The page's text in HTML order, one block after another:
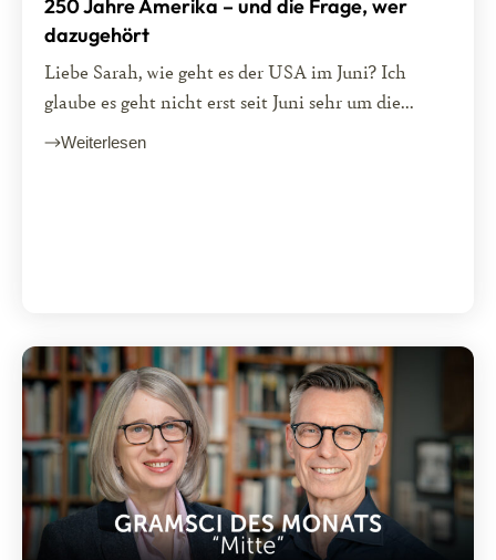
250 Jahre Amerika – und die Frage, wer
dazugehört
Liebe Sarah, wie geht es der USA im Juni? Ich
glaube es geht nicht erst seit Juni sehr um die...
Weiterlesen